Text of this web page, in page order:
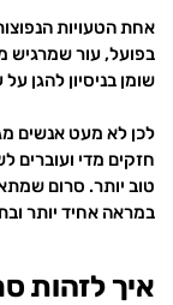
אחת הטעויות
בפועל, עור שמרגיש
שומן בניסיון להגן
לכן לא מעט אנשים
חזקים מדי ועוברים
טוב יותר. סרום
במראה אחיד יותר
איך לזהות